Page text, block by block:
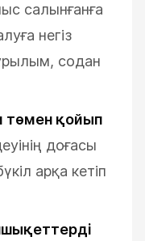
салынғанға
негіз
содан
төмен қойып
доғасы
арқа кетіп